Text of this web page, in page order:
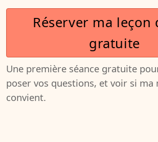
Réserver ma leçon
gratuite
Une première séance gratuite
poser vos questions, et voir si ma
convient.